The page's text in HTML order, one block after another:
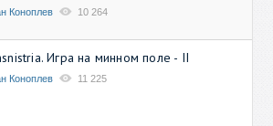
Коноплев 10 264
Игра на минном поле - II
Коноплев 11 225